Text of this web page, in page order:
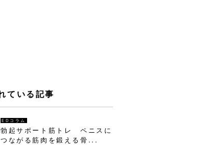
ている記事
EDコラム
勃起サポート筋トレ ペニスに
つながる筋肉を鍛える骨...